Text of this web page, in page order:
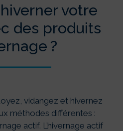
votre
des produits
?
vidangez et hivernez
méthodes différentes :
actif. L’hivernage actif